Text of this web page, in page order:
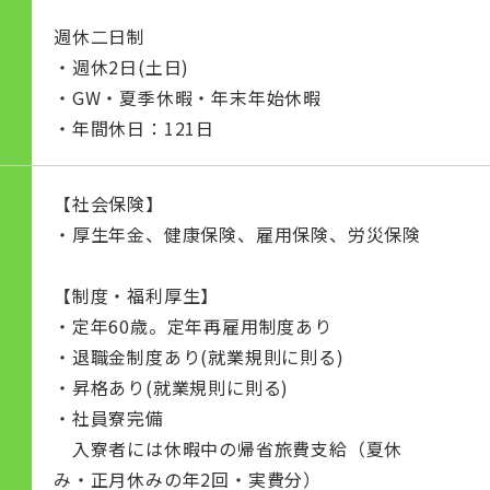
週休二日制
・週休2日(土日)
・GW・夏季休暇・年末年始休暇
・年間休日：121日
【社会保険】
・厚生年金、健康保険、雇用保険、労災保険
【制度・福利厚生】
・定年60歳。定年再雇用制度あり
・退職金制度あり(就業規則に則る)
・昇格あり(就業規則に則る)
・社員寮完備
入寮者には休暇中の帰省旅費支給（夏休
み・正月休みの年2回・実費分）